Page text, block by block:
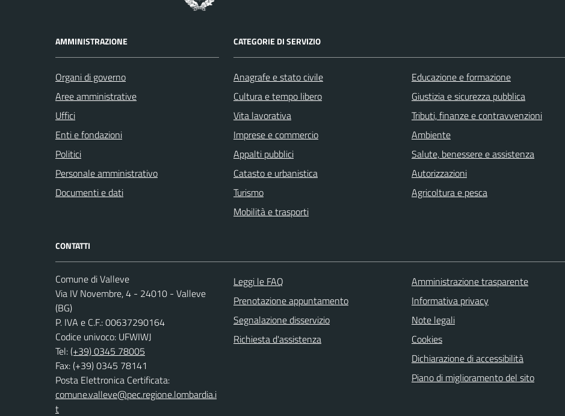
AMMINISTRAZIONE
Organi di governo
Aree amministrative
Uffici
Enti e fondazioni
Politici
Personale amministrativo
Documenti e dati
CATEGORIE DI SERVIZIO
Anagrafe e stato civile
Cultura e tempo libero
Vita lavorativa
Imprese e commercio
Appalti pubblici
Catasto e urbanistica
Turismo
Mobilità e trasporti
Educazione e formazione
Giustizia e sicurezza pubblica
Tributi, finanze e contravvenzioni
Ambiente
Salute, benessere e assistenza
Autorizzazioni
Agricoltura e pesca
CONTATTI
Comune di Valleve
Via IV Novembre, 4 - 24010 - Valleve
(BG)
P. IVA e C.F.: 00637290164
Codice univoco: UFWIWJ
Tel:(+39) 0345 78005
Fax: (+39) 0345 78141
Posta Elettronica Certificata:
comune.valleve@pec.regione.lombardia.i
t
Leggi le FAQ
Prenotazione appuntamento
Segnalazione disservizio
Richiesta d'assistenza
Amministrazione trasparente
Informativa privacy
Note legali
Cookies
Dichiarazione di accessibilità
Piano di miglioramento del sito